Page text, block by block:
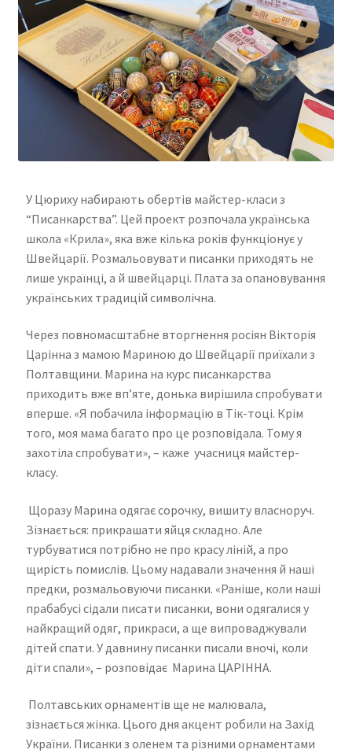
У Цюриху набирають обертів майстер-класи з
“Писанкарства”. Цей проект розпочала українська
школа «Крила», яка вже кілька років функціонує у
Швейцарії. Розмальовувати писанки приходять не
лише українці, а й швейцарці. Плата за опановування
українських традицій символічна.
Через повномасштабне вторгнення росіян Вікторія
Царінна з мамою Мариною до Швейцарії приїхали з
Полтавщини. Марина на курс писанкарства
приходить вже вп’яте, донька вирішила спробувати
вперше. «Я побачила інформацію в Тік-тоці. Крім
того, моя мама багато про це розповідала. Тому я
захотіла спробувати», – каже учасниця майстер-
класу.
Щоразу Марина одягає сорочку, вишиту власноруч.
Зізнається: прикрашати яйця складно. Але
турбуватися потрібно не про красу ліній, а про
щирість помислів. Цьому надавали значення й наші
предки, розмальовуючи писанки. «Раніше, коли наші
прабабусі сідали писати писанки, вони одягалися у
найкращий одяг, прикраси, а ще випроваджували
дітей спати. У давнину писанки писали вночі, коли
діти спали», – розповідає Марина ЦАРІННА.
Полтавських орнаментів ще не малювала,
зізнається жінка. Цього дня акцент робили на Захід
України. Писанки з оленем та різними орнаментами